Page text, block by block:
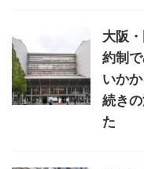
大阪
約制
いか
続き
た